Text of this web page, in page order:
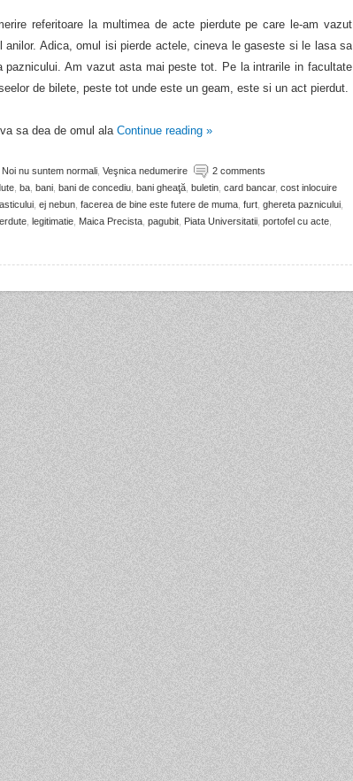
referitoare la multimea de acte pierdute pe care le-am vazut
anilor. Adica, omul isi pierde actele, cineva le gaseste si le lasa sa
paznicului. Am vazut asta mai peste tot. Pe la intrarile in facultate
de bilete, peste tot unde este un geam, este si un act pierdut.
sa dea de omul ala Continue reading »
Noi nu suntem normali Veşnica nedumerire
2 comments
ba bani bani de concediu bani gheaţă buletin card bancar, cost inlocuire
ej nebun facerea de bine este futere de muma furt ghereta paznicului
legitimatie Maica Precista pagubit Piata Universitatii portofel cu acte